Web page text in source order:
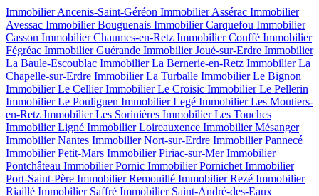
Immobilier Ancenis-Saint-Géréon Immobilier Assérac Immobilier
Avessac Immobilier Bouguenais Immobilier Carquefou Immobilier
Casson Immobilier Chaumes-en-Retz Immobilier Couffé Immobilier
Fégréac Immobilier Guérande Immobilier Joué-sur-Erdre Immobilier
La Baule-Escoublac Immobilier La Bernerie-en-Retz Immobilier La
Chapelle-sur-Erdre Immobilier La Turballe Immobilier Le Bignon
Immobilier Le CellierImmobilier Le Croisic Immobilier Le Pellerin
Immobilier Le Pouliguen Immobilier Legé Immobilier Les Moutiers-
en-Retz Immobilier Les Sorinières Immobilier Les Touches
Immobilier Ligné Immobilier Loireauxence Immobilier Mésanger
Immobilier Nantes Immobilier Nort-sur-Erdre Immobilier Pannecé
Immobilier Petit-Mars Immobilier Piriac-sur-MerImmobilier
Pontchâteau Immobilier Pornic Immobilier Pornichet Immobilier
Port-Saint-Père Immobilier Remouillé Immobilier Rezé Immobilier
Riaillé Immobilier Saffré Immobilier Saint-André-des-Eaux